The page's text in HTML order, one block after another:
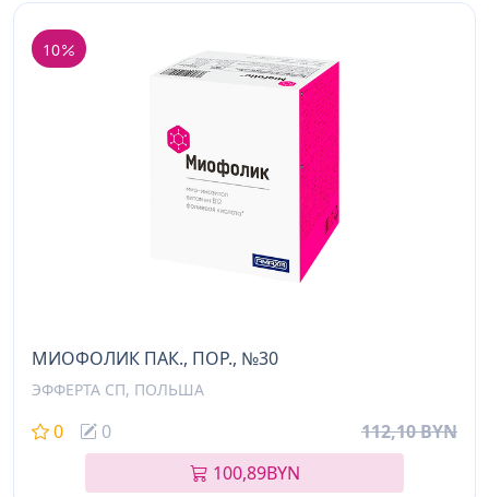
10
МИОФОЛИК ПАК., ПОР., №30
ЭФФЕРТА СП, ПОЛЬША
0 0
112,10 BYN
100,89BYN